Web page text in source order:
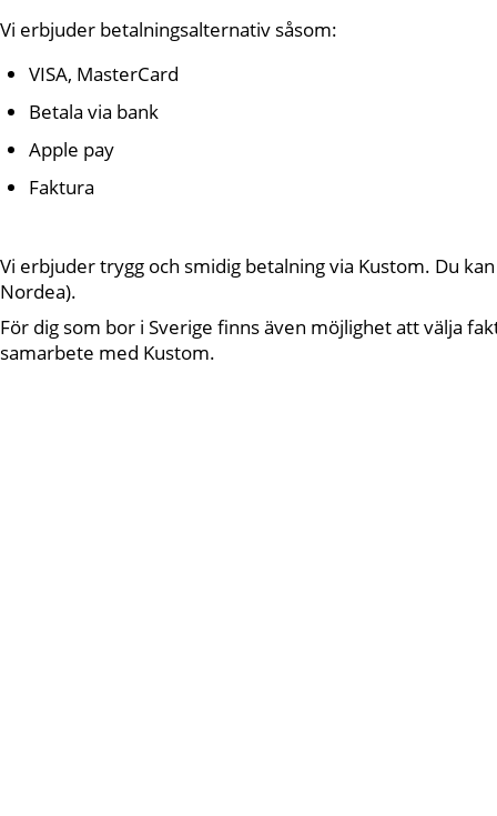
Vi erbjuder betalningsalternativ såsom:
VISA, MasterCard
Betala via bank
Apple pay
Faktura
Vi erbjuder trygg och smidig betalning via Kustom. Du
Nordea).
För dig som bor i Sverige finns även möjlighet att välja
samarbete med Kustom.